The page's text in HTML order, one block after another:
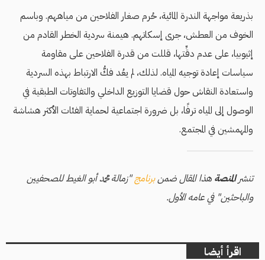
بذريعة مواجهة الندرة المائية، حُرم صغار الفلاحين من مياههم. وباسم
الخوف من العطش، جرى إسكاتهم. هيمنة سردية الخطر القادم من
إثيوبيا، على عدم دقِّتها، قللت من قدرة الفلاحين على مقاومة
سياسات إعادة توجيه المياه. لذلك، لم يعُد فكُّ الارتباط بهذه السردية
واستعادة النقاش حول قضايا التوزيع الداخلي والتفاوتات الطبقية في
الوصول إلى المياه ترفًا، بل ضرورة اجتماعية لحماية الفئات الأكثر هشاشة
والمهمشين في المجتمع.
تنشرالمنصة هذا المقال ضمنبرنامج"زمالة محمد أبو الغيط للصحفيين
والباحثين" في عامه الأول.
اقرأ أيضا